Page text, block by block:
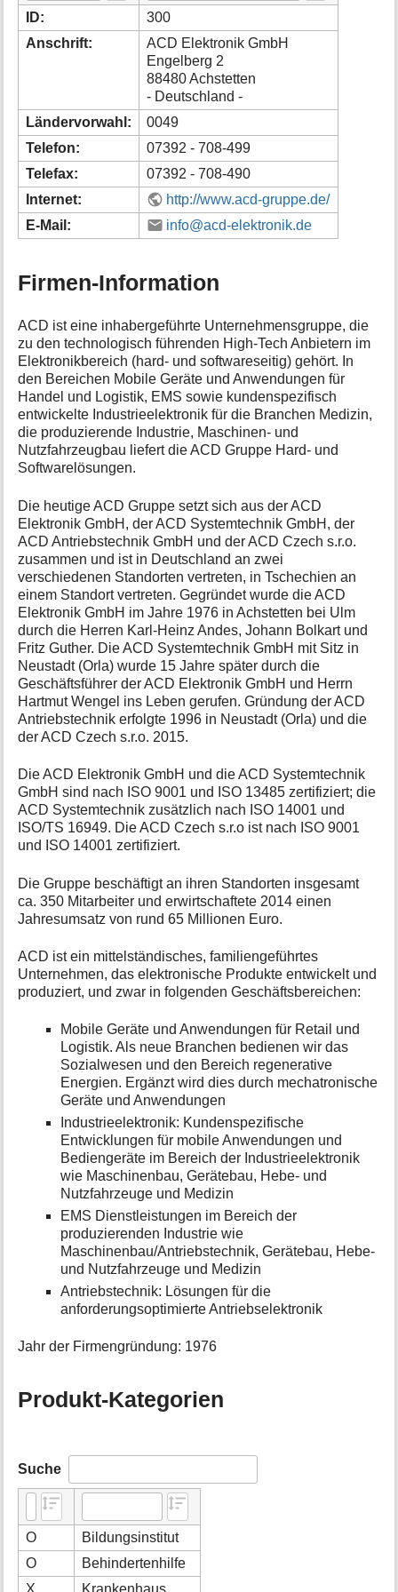
o
n
u
S
e
e
ID:
300
Anschrift:
ACD Elektronik GmbH
Engelberg 2
88480 Achstetten
- Deutschland -
Ländervorwahl:
0049
Telefon:
07392 - 708-499
Telefax:
07392 - 708-490
Internet:
http://www.acd-gruppe.de/
E-Mail:
info@acd-elektronik.de
Firmen-Information
ACD ist eine inhabergeführte Unternehmensgruppe, die
zu den technologisch führenden High-Tech Anbietern im
Elektronikbereich (hard- und softwareseitig) gehört. In
den Bereichen Mobile Geräte und Anwendungen für
Handel und Logistik, EMS sowie kundenspezifisch
entwickelte Industrieelektronik für die Branchen Medizin,
die produzierende Industrie, Maschinen- und
Nutzfahrzeugbau liefert die ACD Gruppe Hard- und
Softwarelösungen.
Die heutige ACD Gruppe setzt sich aus der ACD
Elektronik GmbH, der ACD Systemtechnik GmbH, der
ACD Antriebstechnik GmbH und der ACD Czech s.r.o.
zusammen und ist in Deutschland an zwei
verschiedenen Standorten vertreten, in Tschechien an
einem Standort vertreten. Gegründet wurde die ACD
Elektronik GmbH im Jahre 1976 in Achstetten bei Ulm
durch die Herren Karl-Heinz Andes, Johann Bolkart und
Fritz Guther. Die ACD Systemtechnik GmbH mit Sitz in
Neustadt (Orla) wurde 15 Jahre später durch die
Geschäftsführer der ACD Elektronik GmbH und Herrn
Hartmut Wengel ins Leben gerufen. Gründung der ACD
Antriebstechnik erfolgte 1996 in Neustadt (Orla) und die
der ACD Czech s.r.o. 2015.
Die ACD Elektronik GmbH und die ACD Systemtechnik
GmbH sind nach ISO 9001 und ISO 13485 zertifiziert; die
ACD Systemtechnik zusätzlich nach ISO 14001 und
ISO/TS 16949. Die ACD Czech s.r.o ist nach ISO 9001
und ISO 14001 zertifiziert.
Die Gruppe beschäftigt an ihren Standorten insgesamt
ca. 350 Mitarbeiter und erwirtschaftete 2014 einen
Jahresumsatz von rund 65 Millionen Euro.
ACD ist ein mittelständisches, familiengeführtes
Unternehmen, das elektronische Produkte entwickelt und
produziert, und zwar in folgenden Geschäftsbereichen:
Mobile Geräte und Anwendungen für Retail und
Logistik. Als neue Branchen bedienen wir das
Sozialwesen und den Bereich regenerative
Energien. Ergänzt wird dies durch mechatronische
Geräte und Anwendungen
Industrieelektronik: Kundenspezifische
Entwicklungen für mobile Anwendungen und
Bediengeräte im Bereich der Industrieelektronik
wie Maschinenbau, Gerätebau, Hebe- und
Nutzfahrzeuge und Medizin
EMS Dienstleistungen im Bereich der
produzierenden Industrie wie
Maschinenbau/Antriebstechnik, Gerätebau, Hebe-
und Nutzfahrzeuge und Medizin
Antriebstechnik: Lösungen für die
anforderungsoptimierte Antriebselektronik
Jahr der Firmengründung: 1976
Produkt-Kategorien
Suche
O
Bildungsinstitut
O
Behindertenhilfe
X
Krankenhaus